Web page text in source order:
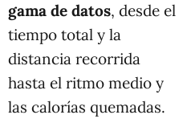
gama de datos, desde el
tiempo total y la
distancia recorrida
hasta el ritmo medio y
las calorías quemadas.